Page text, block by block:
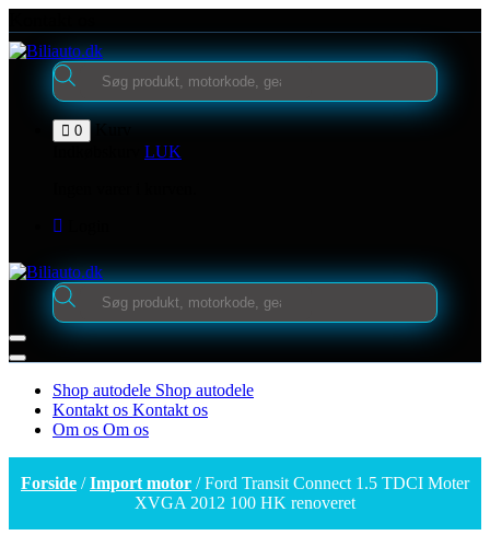
til
indhold
search
0
LUK
search
Shop autodele Shop autodele
Kontakt os Kontakt os
Om os Om os
Forside /Import motor / Ford Transit Connect 1.5 TDCI Moter
XVGA 2012 100 HK renoveret